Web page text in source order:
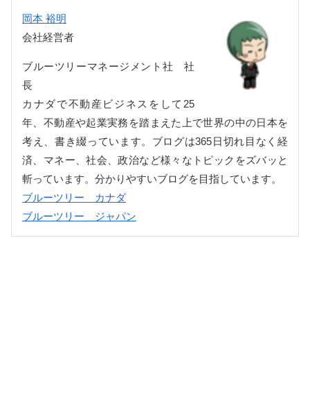
岡本 裕明
会社経営者
ブルーツリーマネージメント社 社
長
カナダで不動産ビジネスをして25
年、不動産や起業実務を踏まえた上で世界の中の日本を
考え、書き綴っています。ブログは365日切れ目なく経
済、マネー、社会、政治など様々なトピックをズバッと
斬っています。分かりやすいブログを目指しています。
ブルーツリー カナダ
ブルーツリー ジャパン